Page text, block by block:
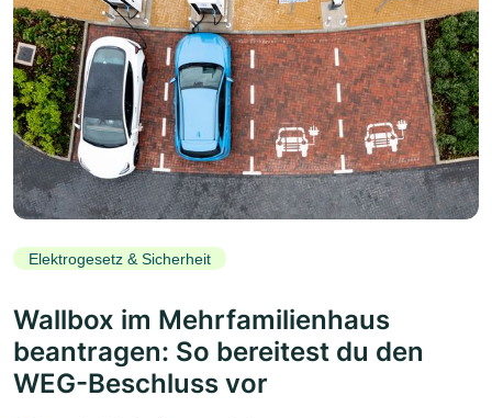
Elektrogesetz & Sicherheit
Wallbox im Mehrfamilienhaus
beantragen: So bereitest du den
WEG-Beschluss vor